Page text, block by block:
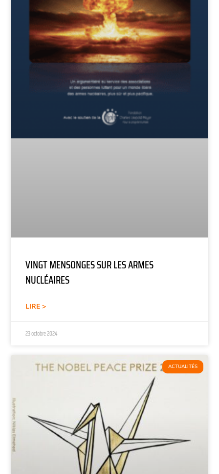
VINGT MENSONGES SUR LES ARMES
NUCLÉAIRES
LIRE >
23 octobre 2024
ACTUALITÉS